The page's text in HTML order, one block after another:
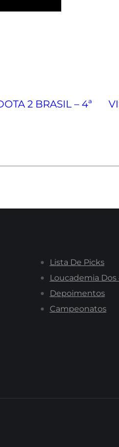
2 BRASIL – 4ª
Lista De Picks
Loucademia Dos
Depoimentos
Campeonatos